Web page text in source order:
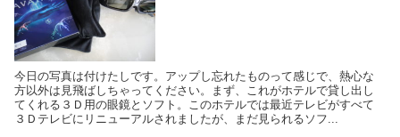
今日の写真は付けたしです。アップし忘れたものって感じで、熱心な
方以外は見飛ばしちゃってください。まず、これがホテルで貸し出し
てくれる３Ｄ用の眼鏡とソフト。このホテルでは最近テレビがすべて
３Ｄテレビにリニューアルされましたが、まだ見られるソフ...